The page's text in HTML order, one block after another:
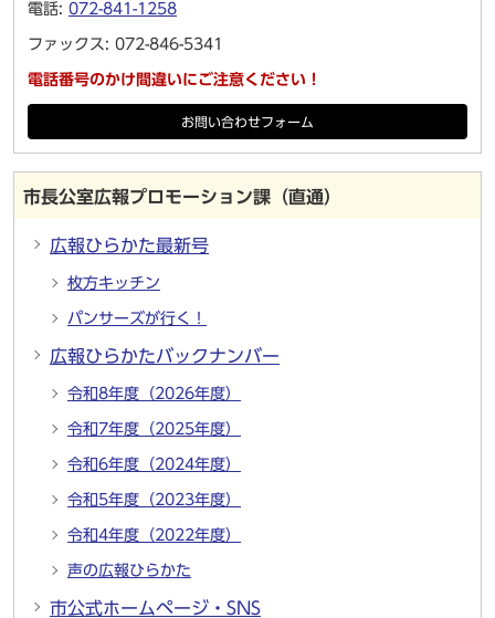
電話: 072-841-1258
ファックス: 072-846-5341
電話番号のかけ間違いにご注意ください！
お問い合わせフォーム
市長公室広報プロモーション課（直通）
広報ひらかた最新号
枚方キッチン
パンサーズが行く！
広報ひらかたバックナンバー
令和8年度（2026年度）
令和7年度（2025年度）
令和6年度（2024年度）
令和5年度（2023年度）
令和4年度（2022年度）
声の広報ひらかた
市公式ホームページ・SNS